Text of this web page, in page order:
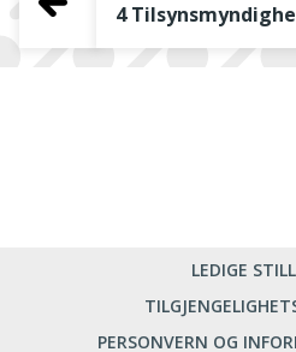
LEDIGE
PERSONVERN OG